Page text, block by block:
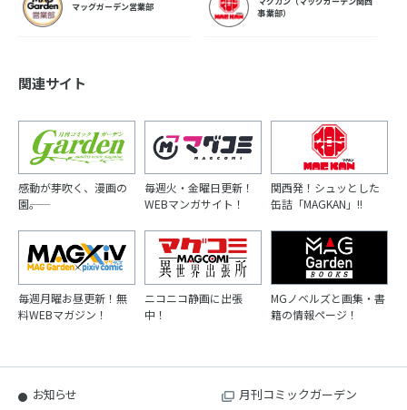
マッグガーデン営業部
事業部）
関連サイト
感動が芽吹く、漫画の
園――。
毎週火・金曜日更新！
WEBマンガサイト！
関西発！シュッとした
缶詰「MAGKAN」!!
毎週月曜お昼更新！無
料WEBマガジン！
ニコニコ静画に出張
中！
MGノベルズと画集・書
籍の情報ページ！
お知らせ
月刊コミックガーデン